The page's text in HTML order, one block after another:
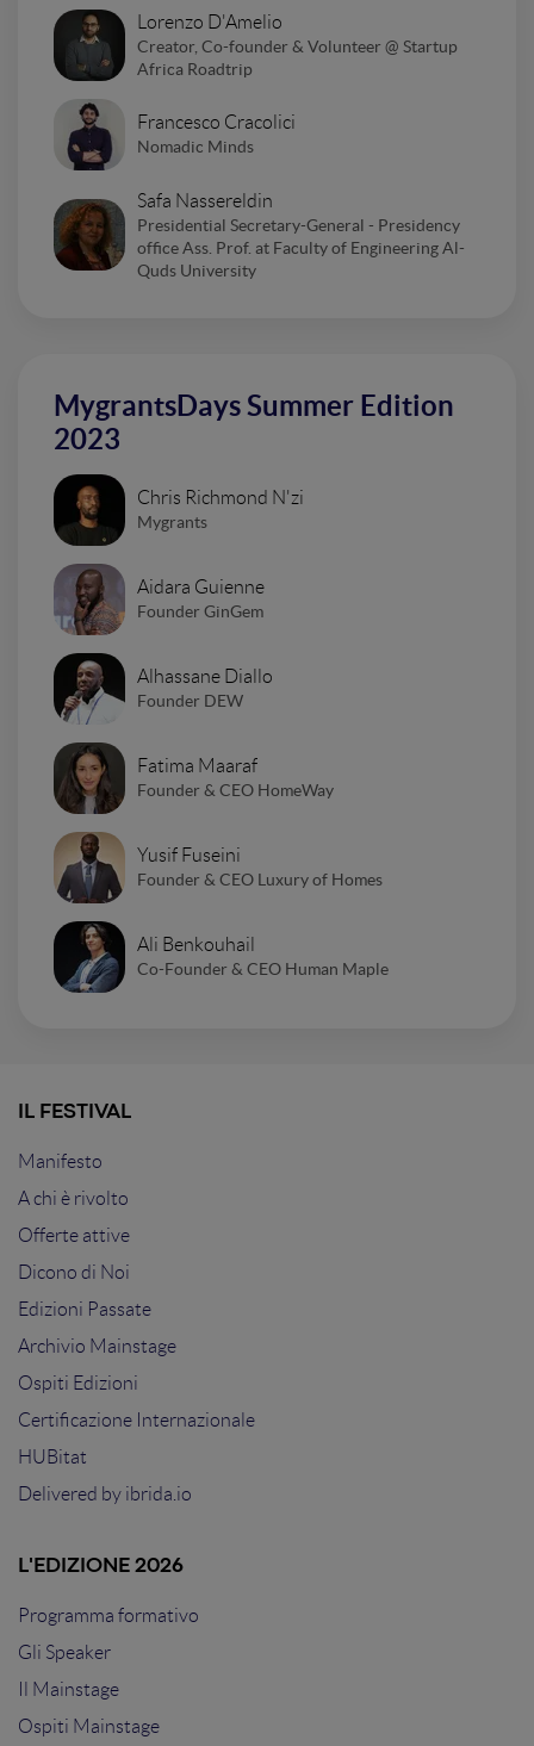
Lorenzo D'Amelio
Creator, Co-founder & Volunteer @ Startup
Africa Roadtrip
Francesco Cracolici
Nomadic Minds
Safa Nassereldin
Presidential Secretary-General - Presidency
office Ass. Prof. at Faculty of Engineering Al-
Quds University
MygrantsDays Summer Edition
2023
Chris Richmond N'zi
Mygrants
Aidara Guienne
Founder GinGem
Alhassane Diallo
Founder DEW
Fatima Maaraf
Founder & CEO HomeWay
Yusif Fuseini
Founder & CEO Luxury of Homes
Ali Benkouhail
Co-Founder & CEO Human Maple
IL FESTIVAL
Manifesto
A chi è rivolto
Offerte attive
Dicono di Noi
Edizioni Passate
Archivio Mainstage
Ospiti Edizioni
Certificazione Internazionale
HUBitat
Delivered by ibrida.io
L'EDIZIONE 2026
Programma formativo
Gli Speaker
Il Mainstage
Ospiti Mainstage